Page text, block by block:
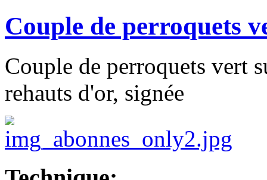
Couple de perroquets
Couple de perroquets vert
rehauts d'or, signée